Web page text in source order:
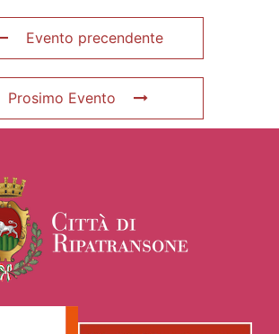
Evento precendente
Prosimo Evento